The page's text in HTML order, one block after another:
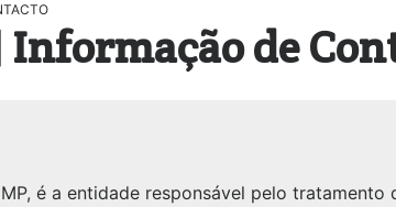
de
é a entidade responsável pelo tratamento